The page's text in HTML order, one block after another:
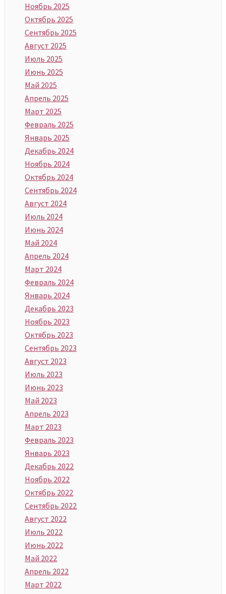
Ноябрь 2025
Октябрь 2025
Сентябрь 2025
Август 2025
Июль 2025
Июнь 2025
Май 2025
Апрель 2025
Март 2025
Февраль 2025
Январь 2025
Декабрь 2024
Ноябрь 2024
Октябрь 2024
Сентябрь 2024
Август 2024
Июль 2024
Июнь 2024
Май 2024
Апрель 2024
Март 2024
Февраль 2024
Январь 2024
Декабрь 2023
Ноябрь 2023
Октябрь 2023
Сентябрь 2023
Август 2023
Июль 2023
Июнь 2023
Май 2023
Апрель 2023
Март 2023
Февраль 2023
Январь 2023
Декабрь 2022
Ноябрь 2022
Октябрь 2022
Сентябрь 2022
Август 2022
Июль 2022
Июнь 2022
Май 2022
Апрель 2022
Март 2022